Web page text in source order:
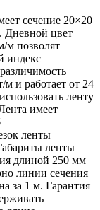
сечение 20×20
Дневной цвет
м позволят
индекс
м и работает от 24
ленту
имеет
ленты
ленты
длиной 250 мм
линии сечения
за 1 м. Гарантия